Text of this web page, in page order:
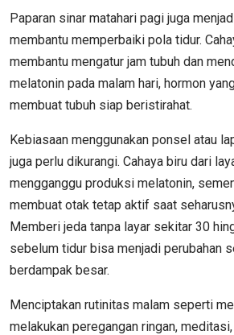
Paparan sinar matahari pagi juga
membantu memperbaiki pola tidur.
membantu mengatur jam tubuh dan
melatonin pada malam hari, hormon
membuat tubuh siap beristirahat.
Kebiasaan menggunakan ponsel atau
juga perlu dikurangi. Cahaya biru dari
mengganggu produksi melatonin,
membuat otak tetap aktif saat
Memberi jeda tanpa layar sekitar 30
sebelum tidur bisa menjadi perubahan
berdampak besar.
Menciptakan rutinitas malam seperti
melakukan peregangan ringan,